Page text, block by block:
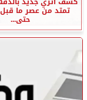
تمتد من عصر ما
حتى...